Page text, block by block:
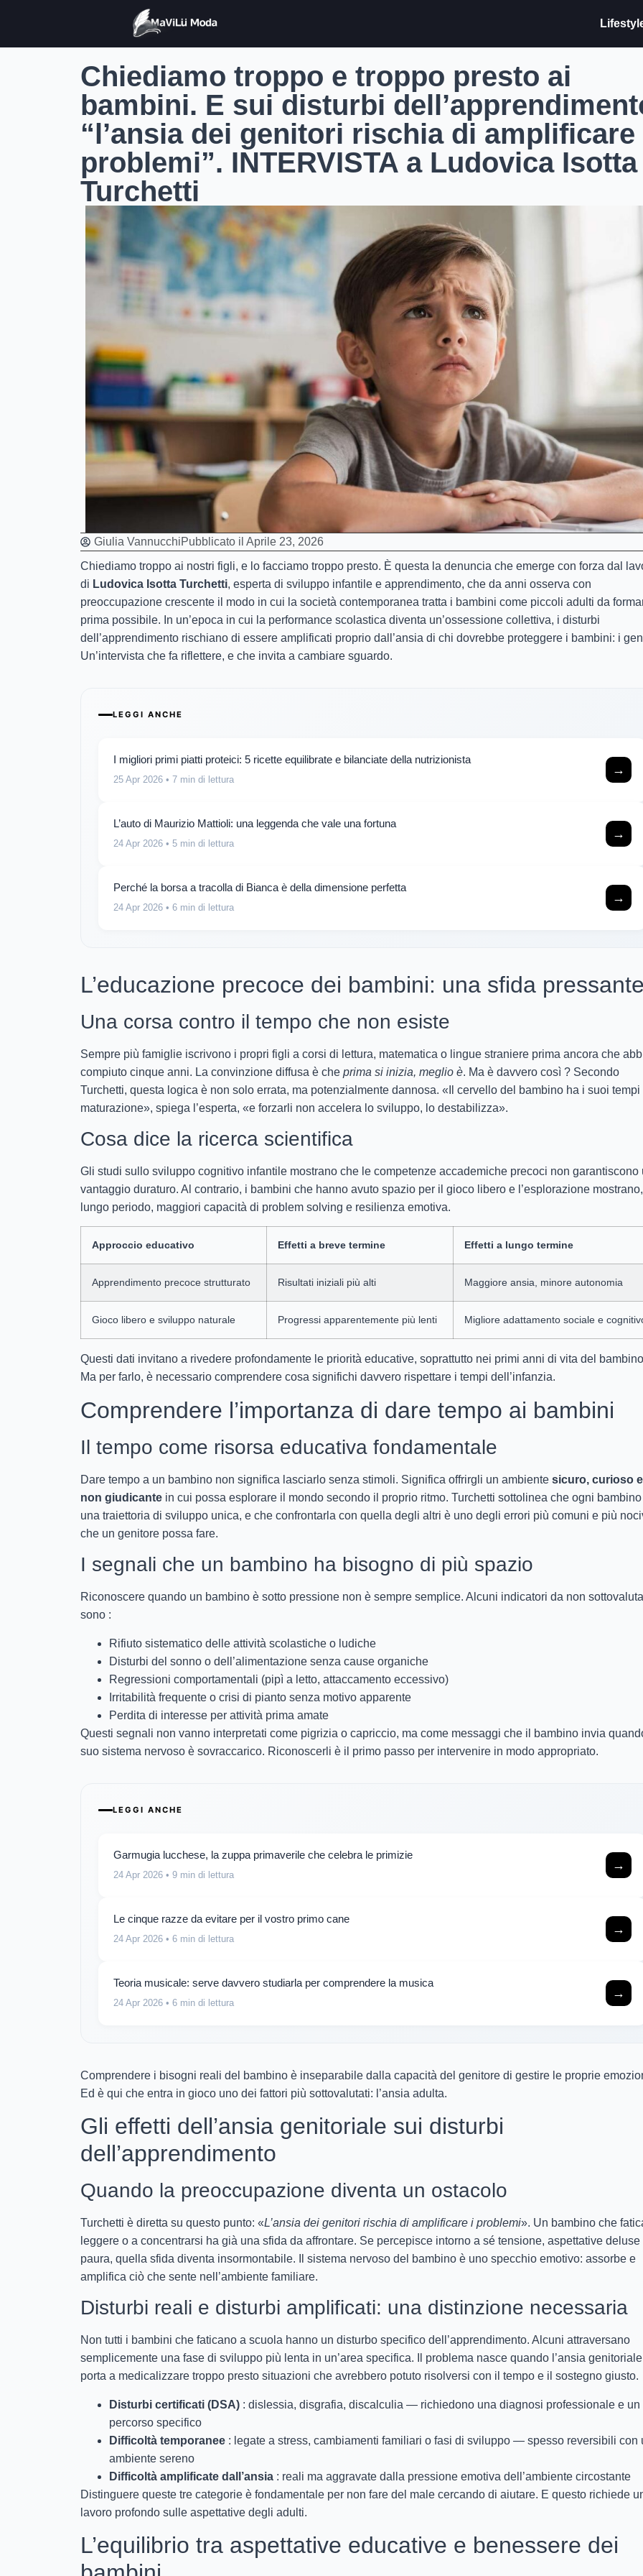
Chiediamo troppo e troppo presto ai
bambini. E sui disturbi
“l’ansia dei genitori rischia di amplificare
problemi”. INTERVISTA a Ludovica Isotta
Turchetti
Giulia VannucchiPubblicato il Aprile 23, 2026
Chiediamo troppo ai nostri figli, e lo facciamo troppo presto. È questa la denuncia che emerge con forza dal
di Ludovica Isotta Turchetti, esperta di sviluppo infantile e apprendimento, che da anni osserva con
preoccupazione crescente il modo in cui la società contemporanea tratta i bambini come piccoli adulti da
prima possibile. In un’epoca in cui la performance scolastica diventa un’ossessione collettiva, i disturbi
dell’apprendimento rischiano di essere amplificati proprio dall’ansia di chi dovrebbe proteggere i bambini: i
Un’intervista che fa riflettere, e che invita a cambiare sguardo.
LEGGI ANCHE
I migliori primi piatti proteici: 5 ricette equilibrate e bilanciate della nutrizionista
25 Apr 2026 • 7 min di lettura
→
L’auto di Maurizio Mattioli: una leggenda che vale una fortuna
24 Apr 2026 • 5 min di lettura
→
Perché la borsa a tracolla di Bianca è della dimensione perfetta
24 Apr 2026 • 6 min di lettura
→
L’educazione precoce dei bambini: una sfida
Una corsa contro il tempo che non esiste
Sempre più famiglie iscrivono i propri figli a corsi di lettura, matematica o lingue straniere prima ancora che
compiuto cinque anni. La convinzione diffusa è che prima si inizia, meglio è. Ma è davvero così ? Secondo
Turchetti, questa logica è non solo errata, ma potenzialmente dannosa. «Il cervello del bambino ha i suoi tempi
maturazione», spiega l’esperta, «e forzarli non accelera lo sviluppo, lo destabilizza».
Cosa dice la ricerca scientifica
Gli studi sullo sviluppo cognitivo infantile mostrano che le competenze accademiche precoci non garantiscono
vantaggio duraturo. Al contrario, i bambini che hanno avuto spazio per il gioco libero e l’esplorazione
lungo periodo, maggiori capacità di problem solving e resilienza emotiva.
Approccio educativo Effetti a breve termine Effetti a lungo termine
Apprendimento precoce strutturato Risultati iniziali più alti Maggiore ansia, minore autonomia
Gioco libero e sviluppo naturale Progressi apparentemente più lenti Migliore adattamento sociale e
Questi dati invitano a rivedere profondamente le priorità educative, soprattutto nei primi anni di vita del
Ma per farlo, è necessario comprendere cosa significhi davvero rispettare i tempi dell’infanzia.
Comprendere l’importanza di dare tempo ai bambini
Il tempo come risorsa educativa fondamentale
Dare tempo a un bambino non significa lasciarlo senza stimoli. Significa offrirgli un ambiente sicuro, curioso e
non giudicante in cui possa esplorare il mondo secondo il proprio ritmo. Turchetti sottolinea che ogni
una traiettoria di sviluppo unica, e che confrontarla con quella degli altri è uno degli errori più comuni e più
che un genitore possa fare.
I segnali che un bambino ha bisogno di più spazio
Riconoscere quando un bambino è sotto pressione non è sempre semplice. Alcuni indicatori da non
sono :
Rifiuto sistematico delle attività scolastiche o ludiche
Disturbi del sonno o dell’alimentazione senza cause organiche
Regressioni comportamentali (pipì a letto, attaccamento eccessivo)
Irritabilità frequente o crisi di pianto senza motivo apparente
Perdita di interesse per attività prima amate
Questi segnali non vanno interpretati come pigrizia o capriccio, ma come messaggi che il bambino invia
suo sistema nervoso è sovraccarico. Riconoscerli è il primo passo per intervenire in modo appropriato.
LEGGI ANCHE
Garmugia lucchese, la zuppa primaverile che celebra le primizie
24 Apr 2026 • 9 min di lettura
→
Le cinque razze da evitare per il vostro primo cane
24 Apr 2026 • 6 min di lettura
→
Teoria musicale: serve davvero studiarla per comprendere la musica
24 Apr 2026 • 6 min di lettura
→
Comprendere i bisogni reali del bambino è inseparabile dalla capacità del genitore di gestire le proprie
Ed è qui che entra in gioco uno dei fattori più sottovalutati: l’ansia adulta.
Gli effetti dell’ansia genitoriale sui disturbi
dell’apprendimento
Quando la preoccupazione diventa un ostacolo
Turchetti è diretta su questo punto: «L’ansia dei genitori rischia di amplificare i problemi». Un bambino che
leggere o a concentrarsi ha già una sfida da affrontare. Se percepisce intorno a sé tensione, aspettative deluse
paura, quella sfida diventa insormontabile. Il sistema nervoso del bambino è uno specchio emotivo: assorbe e
amplifica ciò che sente nell’ambiente familiare.
Disturbi reali e disturbi amplificati: una distinzione necessaria
Non tutti i bambini che faticano a scuola hanno un disturbo specifico dell’apprendimento. Alcuni attraversano
semplicemente una fase di sviluppo più lenta in un’area specifica. Il problema nasce quando l’ansia genitoriale
porta a medicalizzare troppo presto situazioni che avrebbero potuto risolversi con il tempo e il sostegno giusto.
Disturbi certificati (DSA) : dislessia, disgrafia, discalculia — richiedono una diagnosi professionale e un
percorso specifico
Difficoltà temporanee : legate a stress, cambiamenti familiari o fasi di sviluppo — spesso reversibili con
ambiente sereno
Difficoltà amplificate dall’ansia : reali ma aggravate dalla pressione emotiva dell’ambiente circostante
Distinguere queste tre categorie è fondamentale per non fare del male cercando di aiutare. E questo richiede
lavoro profondo sulle aspettative degli adulti.
L’equilibrio tra aspettative educative e benessere dei